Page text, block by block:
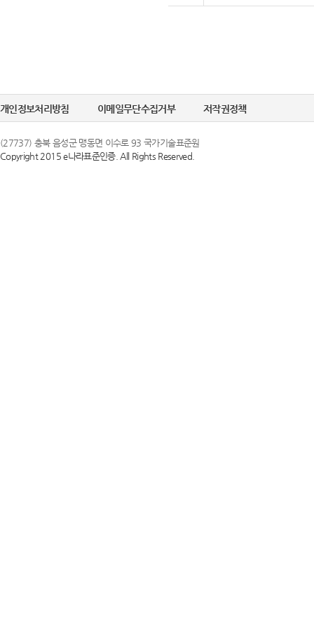
개인정보처리방침 이메일무단수집거부 저작권정책
(27737) 충북 음성군 맹동면 이수로 93 국가기술표준원
Copyright 2015 e나라표준인증. All Rights Reserved.